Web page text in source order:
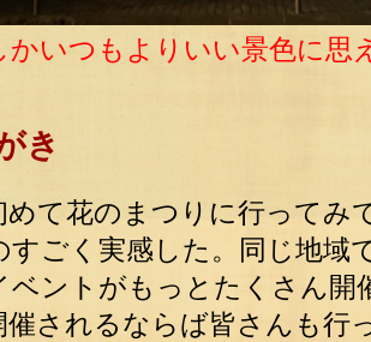
かいつもよりいい景色に思
き
めて花のまつりに行ってみ
すごく実感した。同じ地域
ベントがもっとたくさん開
催されるならば皆さんも行